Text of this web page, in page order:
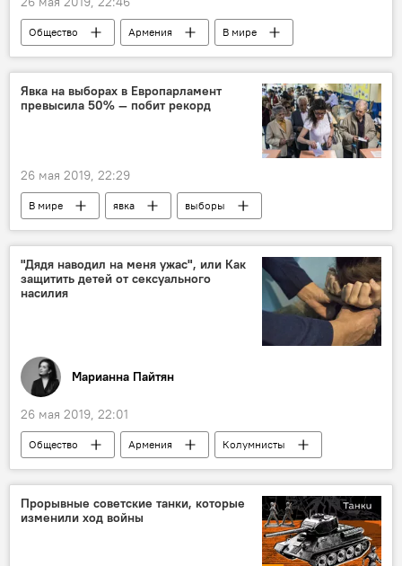
Общество Армения
В мире
"Ты супер!" - суперсезон
конкурс "Ты супер!"
Явка на выборах в Европарламент
превысила 50% — побит рекорд
26 мая 2019, 22:29
В мире явка
выборы
Европарламент
"Дядя наводил на меня ужас", или Как
защитить детей от сексуального
насилия
Марианна Пайтян
26 мая 2019, 22:01
Общество Армения
Колумнисты
эксперты
дети насилие
Прорывные советские танки, которые
изменили ход войны